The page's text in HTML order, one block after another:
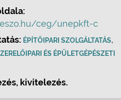
ceg/unepkft-c
ÉPÍTŐIPARI SZOLGÁLTATÁS,
ÉS ÉPÜLETGÉPÉSZETI
kivitelezés.